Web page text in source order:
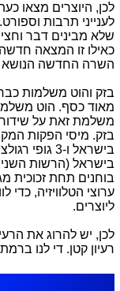
לכן, היוצרים מצאו
לענייני תרבות
שלא מבינים דבר
כאילו זו המצאה
השרה החדשה הנושא
בזק והוט משלמות
מאוד כסף. הוט משלמת
בזק. מיסי הפקות
בישראל ו-3
בישראל (הרשות
בוחנים תחת זכוכית
ערוצי הטלוויזיה,
ליוצרים.
לכן, יש להרוג את
רעיון קטן. די לנו